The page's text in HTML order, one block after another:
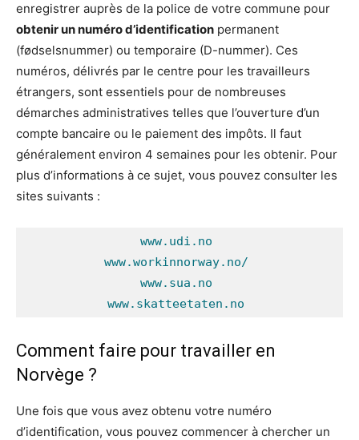
enregistrer auprès de la police de votre commune pour
obtenir un numéro d’identification permanent
(fødselsnummer) ou temporaire (D-nummer). Ces
numéros, délivrés par le centre pour les travailleurs
étrangers, sont essentiels pour de nombreuses
démarches administratives telles que l’ouverture d’un
compte bancaire ou le paiement des impôts. Il faut
généralement environ 4 semaines pour les obtenir. Pour
plus d’informations à ce sujet, vous pouvez consulter les
sites suivants :
www.udi.no
www.workinnorway.no/
www.sua.no
www.skatteetaten.no
Comment faire pour travailler en
Norvège ?
Une fois que vous avez obtenu votre numéro
d’identification, vous pouvez commencer à chercher un